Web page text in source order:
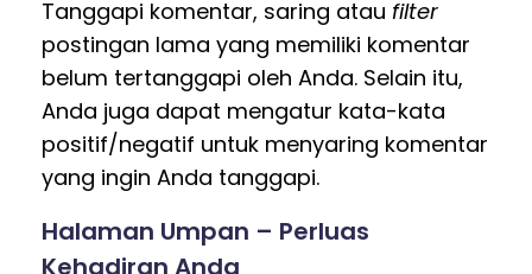
Tanggapi komentar, saring atau filter
postingan lama yang memiliki komentar
belum tertanggapi oleh Anda. Selain itu,
Anda juga dapat mengatur kata-kata
positif/negatif untuk menyaring komentar
yang ingin Anda tanggapi.
Halaman Umpan – Perluas
Kehadiran Anda